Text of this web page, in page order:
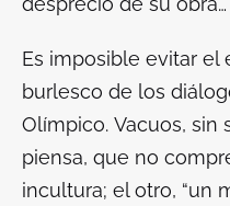
Es imposible evitar
burlesco de los
Olímpico. Vacuos, sin
piensa, que no
incultura; el otro, “un